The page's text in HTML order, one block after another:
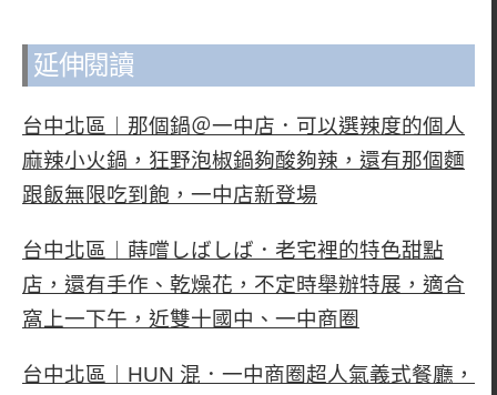
延伸閱讀
台中北區︱那個鍋＠一中店．可以選辣度的個人
麻辣小火鍋，狂野泡椒鍋夠酸夠辣，還有那個麵
跟飯無限吃到飽，一中店新登場
台中北區︱蒔嚐しばしば．老宅裡的特色甜點
店，還有手作、乾燥花，不定時舉辦特展，適合
窩上一下午，近雙十國中、一中商圈
台中北區︱HUN 混．一中商圈超人氣義式餐廳，